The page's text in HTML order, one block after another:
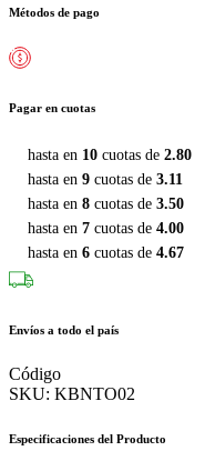
Métodos de pago
Pagar en cuotas
hasta en 10 cuotas de 2.80
hasta en 9 cuotas de 3.11
hasta en 8 cuotas de 3.50
hasta en 7 cuotas de 4.00
hasta en 6 cuotas de 4.67
Envíos a todo el país
Código
SKU: KBNTO02
Especificaciones del Producto